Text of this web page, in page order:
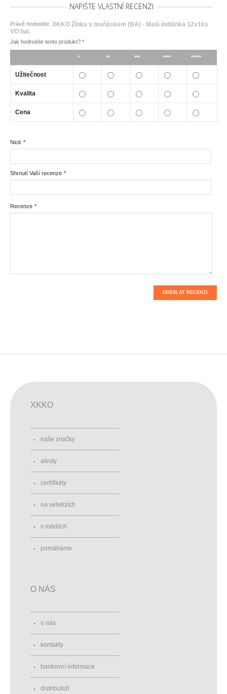
NAPIŠTE VLASTNÍ RECENZI
Právě hodnotíte: XKKO Žínka s maňáskem (BA) - Malá indiánka 12x1ks
VO bal.
Jak hodnotíte tento produkt? *
* ** *** **** *****
Užitečnost
Kvalita
Cena
*
Nick
*
Shrnutí Vaší recenze
*
Recenze
ODESLAT RECENZI
XKKO
naše značky
atesty
certifikáty
na veletrzích
v médiích
pomáháme
O NÁS
o nás
kontakty
bankovní informace
distributoři